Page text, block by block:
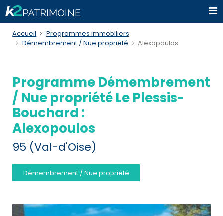
Accueil
Programmes immobiliers
Démembrement / Nue propriété
Alexopoulos
Programme Démembrement
/ Nue propriété Le Plessis-
Bouchard :
Alexopoulos
95 (Val-d'Oise)
Démembrement / Nue propriété